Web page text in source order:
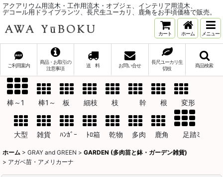
アクアリウム用流木・工作用流木・オブジェ、インテリア用流木、
デコール用ドライプランツ、長尺生ユーカリ、鹿角をお手頃価格で販売。
カート ホーム メニュー
ご利用案内
商品・お取引の
注意事項
送 料 お問い合せ
長尺ユーカリ生
切枝
商品検索
棒～1 棒1～ 板 細枝 枝 幹 根 変形
大型 雑貨 ﾊﾝｶﾞｰ ﾄﾛ箱 乾物 多肉 鹿角 足踏ﾐ
ホーム > GRAY and GREEN > GARDEN (多肉苗と鉢・ガーデン雑貨)
> アガベ苗・アメリカーナ